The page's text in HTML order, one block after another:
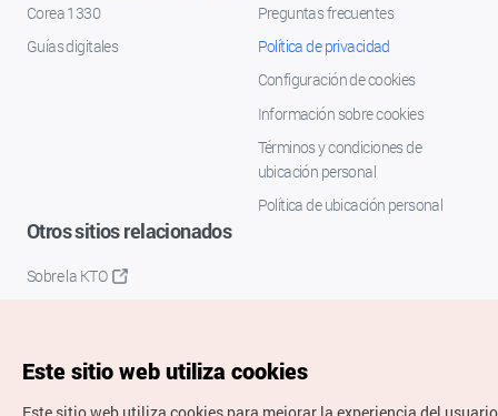
Corea 1330
Guías digitales
Preguntas frecuentes
Política de privacidad
Configuración de cookies
Información sobre cookies
Términos y condiciones de
ubicación personal
Política de ubicación personal
Otros sitios relacionados
Sobre la KTO
Este sitio web utiliza cookies